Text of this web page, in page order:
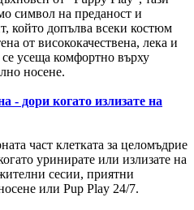
символ на преданост и
който допълва всеки костюм
от висококачествена, лека и
усеща комфортно върху
носене.
- дори когато излизате на
част клетката за целомъдрие
уринирате или излизате на
сесии, приятни
или Pup Play 24/7.